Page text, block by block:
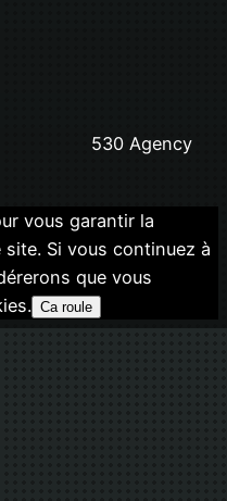
530 Agency
vous garantir la
Si vous continuez à
que vous
Ca roule